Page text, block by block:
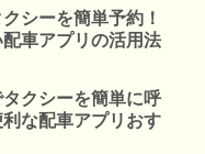
シーを簡単予約！
車アプリの活用法
クシーを簡単に呼
な配車アプリおす